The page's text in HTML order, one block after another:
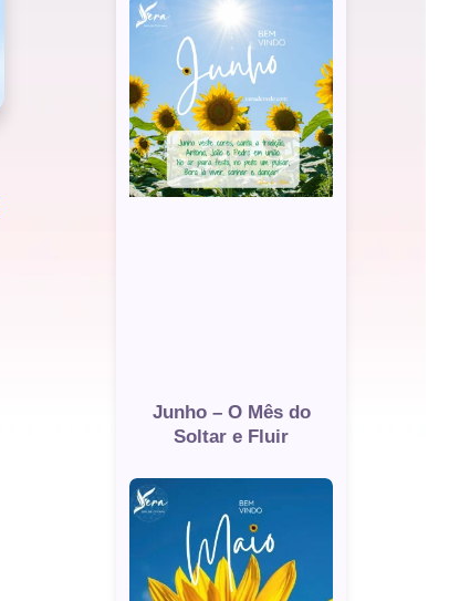
Junho – O Mês do
Soltar e Fluir